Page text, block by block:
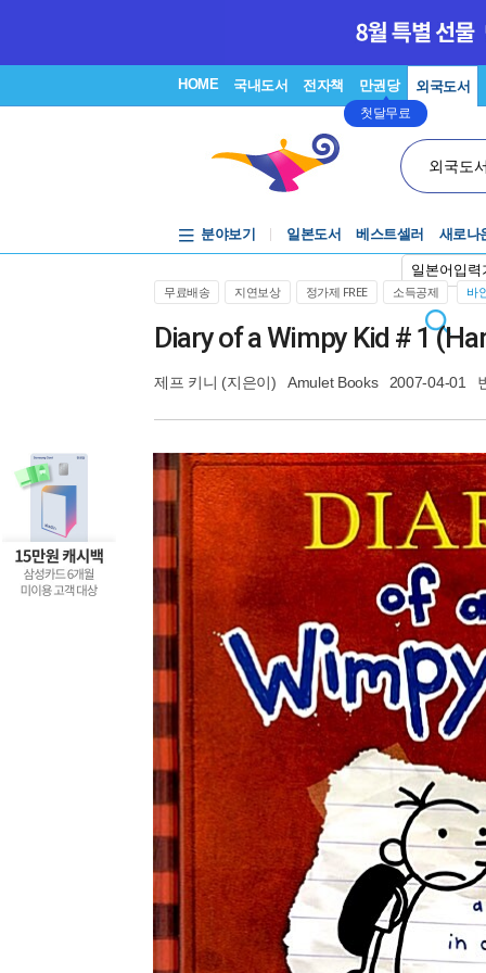
HOME 국내도서 전자책 만권당
첫달무료
외국도서
외국도
일본어입력
분야보기 일본도서 베스트셀러 새로나
무료배송 지연보상 정가제 FREE 소득공제 바
Diary of a Wimpy Kid # 1
제프 키니 (지은이) Amulet Books 2007-04-01